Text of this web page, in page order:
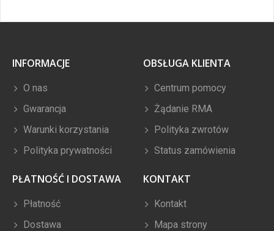
INFORMACJE
O nas
Gwarancja
Warunki korzystania
Polityka prywatności
OBSŁUGA KLIENTA
Centrum pomocy
Żądanie RMA
Polityka zwrotów
Status zamówienia
PŁATNOŚĆ I DOSTAWA
Płatność
Dostawa
KONTAKT
Kontakt
Mapa strony